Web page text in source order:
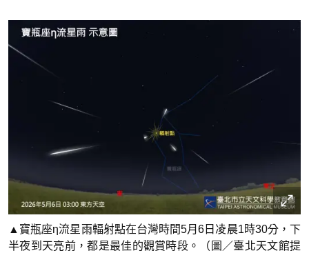
▲寶瓶座η流星雨輻射點在台灣時間5月6日凌晨1時30分，下
半夜到天亮前，都是最佳的觀賞時段。（圖／臺北天文館提